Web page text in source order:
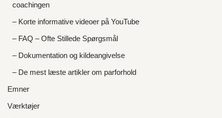
coachingen
– Korte informative videoer på YouTube
– FAQ – Ofte Stillede Spørgsmål
– Dokumentation og kildeangivelse
– De mest læste artikler om parforhold
Emner
Værktøjer